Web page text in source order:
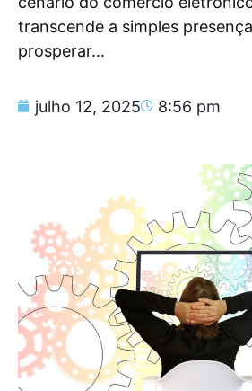
transcende a simples
prosperar...
julho 12, 2025 8:56 pm